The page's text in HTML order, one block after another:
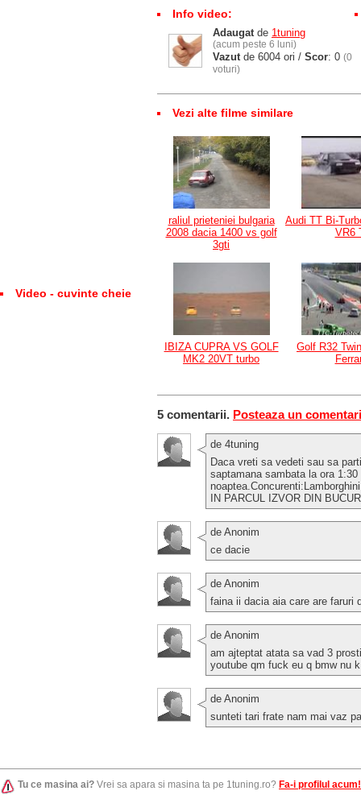
Video - cuvinte cheie
Info video:
Adaugatde 1tuning
(acum peste 6 luni)
Vazutde 6004 ori / Scor: 0 (0
voturi)
Vezi alte filme similare
raliul prieteniei bulgaria
2008 dacia 1400 vs golf
3gti
Audi TT Bi-
VR6
IBIZA CUPRA VS GOLF
MK2 20VT turbo
Golf R32
5 comentarii. Posteaza un
de 4tuning
Daca vreti sa vedeti sau sa
saptamana sambata la ora 1:30
IN PARCUL IZVOR DIN
de Anonim
ce dacie
de Anonim
faina ii dacia aia care are faruri
de Anonim
am ajteptat atata sa vad 3
youtube qm fuck eu q bmw nu
de Anonim
sunteti tari frate nam mai vaz
Tu ce masina ai? Vrei sa apara si masina ta pe 1tuning.ro? Fa-i profilul acum!